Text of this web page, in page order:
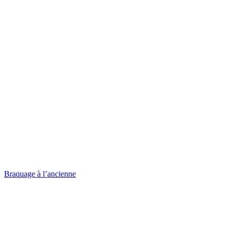
Braquage à l’ancienne